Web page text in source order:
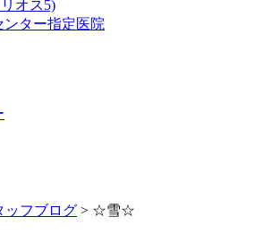
オス5)
ンター指定医院
ッフブログ > ☆雪☆